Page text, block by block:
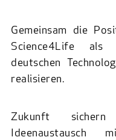
Gemeinsam die
Science4Life als
deutschen
realisieren.
Zukunft
Ideenaustausch